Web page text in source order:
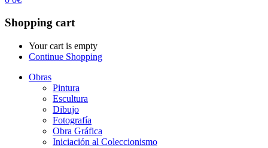
Shopping cart
Your cart is empty
Continue Shopping
Obras
Pintura
Escultura
Dibujo
Fotografía
Obra Gráfica
Iniciación al Coleccionismo